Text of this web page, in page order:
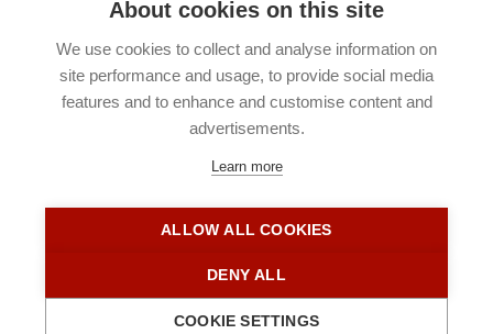
Copyrights
Datenschutzerklärung
Kontakt
About cookies on this site
We use cookies to collect and analyse information on
site performance and usage, to provide social media
features and to enhance and customise content and
advertisements.
Learn more
ALLOW ALL COOKIES
DENY ALL
COOKIE SETTINGS